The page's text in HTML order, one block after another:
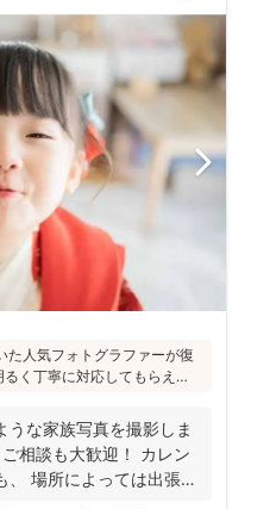
人気フォトグラファーが復
く丁寧に対応してもらえ
ンフォトは様々な研修を受講
お届けされています(^^)
うな家族写真を撮影しま
相談も大歓迎！ カレン
、 場所によっては出張で